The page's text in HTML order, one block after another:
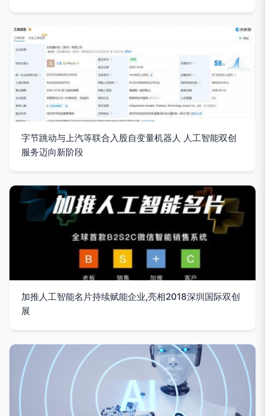
字节跳动与上汽等联合入股自变量机器人 人工智能双创
服务迈向新阶段
加推人工智能名片持续赋能企业,亮相2018深圳国际双创
展